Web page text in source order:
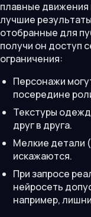
плавные
лучшие
отобранные для
получи он доступ
ограничения:
Персонажи
посередине
Текстуры
друг в друга.
Мелкие детали
искажаются.
При запросе
нейросеть
например,